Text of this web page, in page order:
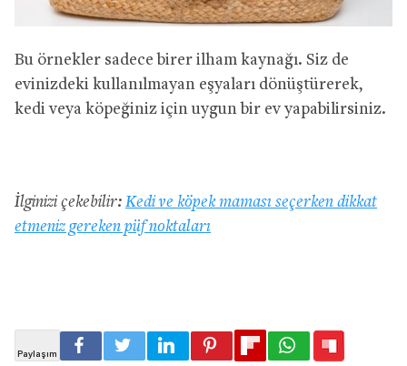
Bu örnekler sadece birer ilham kaynağı. Siz de
evinizdeki kullanılmayan eşyaları dönüştürerek,
kedi veya köpeğiniz için uygun bir ev yapabilirsiniz.
İlginizi çekebilir: Kedi ve köpek maması seçerken dikkat
etmeniz gereken püf noktaları